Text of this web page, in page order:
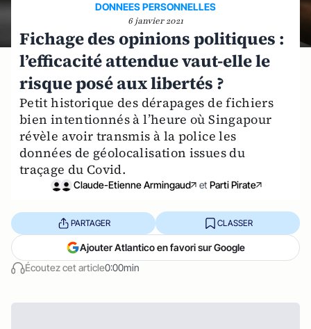
DONNEES PERSONNELLES
6 janvier 2021
Fichage des opinions politiques :
l’efficacité attendue vaut-elle le
risque posé aux libertés ?
Petit historique des dérapages de fichiers
bien intentionnés à l’heure où Singapour
révèle avoir transmis à la police les
données de géolocalisation issues du
traçage du Covid.
Claude-Etienne Armingaud et Parti Pirate
Écoutez cet article0:00min
PARTAGER CLASSER
Ajouter Atlantico en favori sur Google